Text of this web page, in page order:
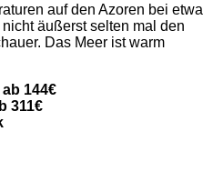
auf den Azoren bei etwa
äußerst selten mal den
Das Meer ist warm
144€
311€